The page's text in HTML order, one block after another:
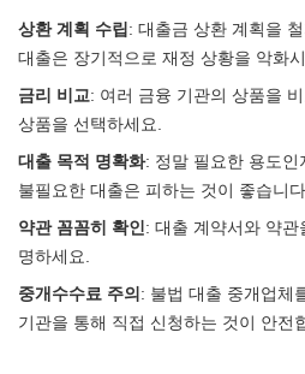
상환 계획 수립 : 대출금 상환 계획을
대출은 장기적으로 재정 상황을 악화
금리 비교: 여러 금융 기관의 상품을
상품을 선택하세요.
대출 목적 명확화: 정말 필요한 용도인
불필요한 대출은 피하는 것이 좋습니다.
약관 꼼꼼히 확인 : 대출 계약서와 약
명하세요.
중개수수료 주의 : 불법 대출 중개업체
기관을 통해 직접 신청하는 것이 안전